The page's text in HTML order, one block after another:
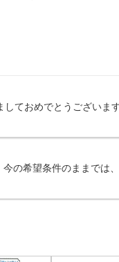
しておめでとうございます
今の希望条件のままでは